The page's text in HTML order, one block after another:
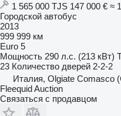
1 565 000 TJS 147 000 € ≈
Городской автобус
2013
999 999 км
Euro 5
Мощность 290 л.с. (213 кВт)
23 Количество дверей 2-2-2
Италия, Olgiate Comasco
Fleequid Auction
Связаться с продавцом